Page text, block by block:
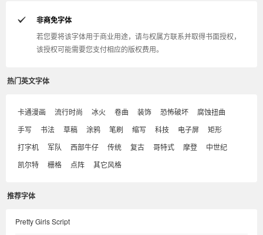
非商免字体
若您要将该字体用于商业用途，请与权属方联系并取得书面授权，
该授权可能需要您支付相应的版权费用。
热门英文字体
卡通漫画 流行时尚 冰火 卷曲 装饰 恐怖破坏
腐蚀扭曲
手写
书法 草稿 涂鸦 笔刷 缩写 科技 电子屏
矩形
打字机
军队 西部牛仔 传统 复古 哥特式 摩登
中世纪
凯尔特
栅格 点阵 其它风格
推荐字体
Pretty Girls Script